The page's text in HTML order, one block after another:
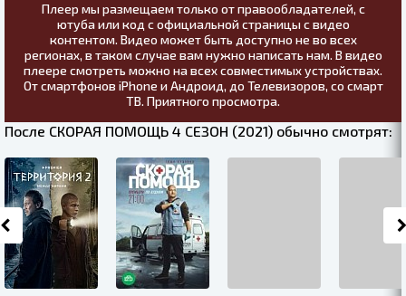
Плеер мы размещаем только от правообладателей, с
ютуба или код с официальной страницы с видео
контентом. Видео может быть доступно не во всех
регионах, в таком случае вам нужно написать нам. В видео
плеере смотреть можно на всех совместимых устройствах.
От смартфонов iPhone и Андроид, до Телевизоров, со смарт
ТВ. Приятного просмотра.
После СКОРАЯ ПОМОЩЬ 4 СЕЗОН (2021) обычно смотрят: